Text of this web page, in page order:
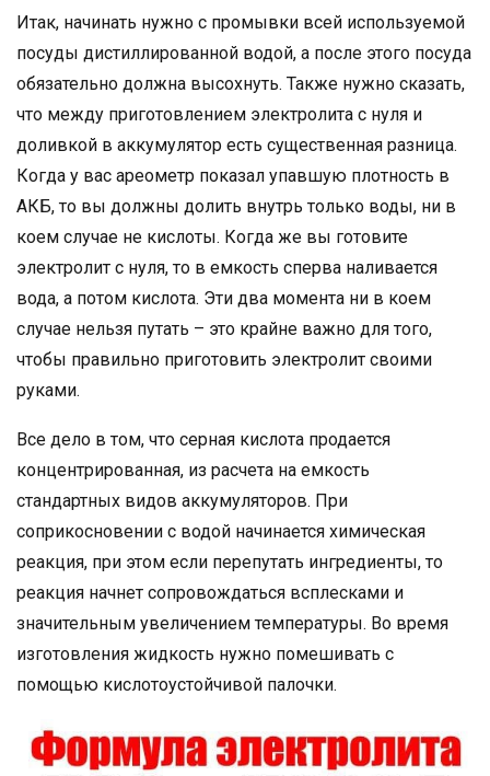
Итак, начинать нужно с промывки всей используемой
посуды дистиллированной водой, а после этого посуда
обязательно должна высохнуть. Также нужно сказать,
что между приготовлением электролита с нуля и
доливкой в аккумулятор есть существенная разница.
Когда у вас ареометр показал упавшую плотность в
АКБ, то вы должны долить внутрь только воды, ни в
коем случае не кислоты. Когда же вы готовите
электролит с нуля, то в емкость сперва наливается
вода, а потом кислота. Эти два момента ни в коем
случае нельзя путать – это крайне важно для того,
чтобы правильно приготовить электролит своими
руками.
Все дело в том, что серная кислота продается
концентрированная, из расчета на емкость
стандартных видов аккумуляторов. При
соприкосновении с водой начинается химическая
реакция, при этом если перепутать ингредиенты, то
реакция начнет сопровождаться всплесками и
значительным увеличением температуры. Во время
изготовления жидкость нужно помешивать с
помощью кислотоустойчивой палочки.